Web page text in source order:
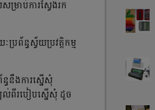
ាប់​ការ​ស្វែងរក​
ព័ន្ធស្វ័យប្រវត្តិកម្ម
ធនឹងការស្នើសុំ
ល់ពីរបៀបស្នើសុំ ដូច